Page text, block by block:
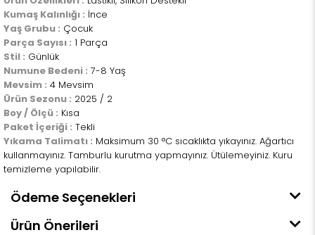
Kumaş Kalınlığı : İnce
Yaş Grubu : Çocuk
Parça Sayısı : 1 Parça
Stil : Günlük
Numune Bedeni : 7-8 Yaş
Mevsim : 4 Mevsim
Ürün Sezonu : 2025 / 2
Boy / Ölçü : Kısa
Paket İçeriği : Tekli
Yıkama Talimatı : Maksimum 30 °C sıcaklıkta yıkayınız. Ağartıcı
kullanmayınız. Tamburlu kurutma yapmayınız. Ütülemeyiniz. Kuru
temizleme yapılabilir.
Ödeme Seçenekleri
Ürün Önerileri